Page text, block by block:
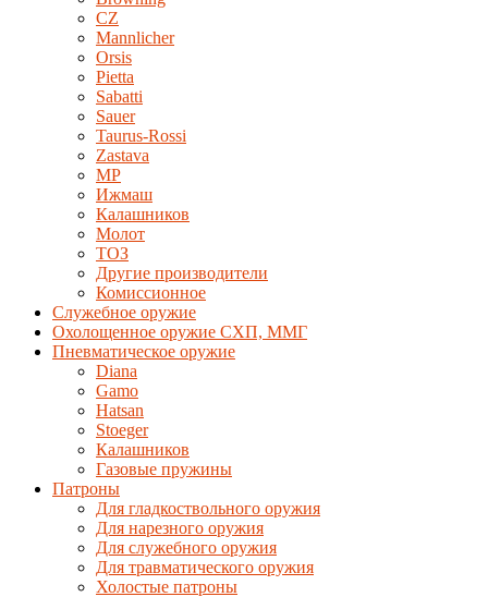
CZ
Mannlicher
Orsis
Pietta
Sabatti
Sauer
Taurus-Rossi
Zastava
MP
Ижмаш
Калашников
Молот
ТОЗ
Другие производители
Комиссионное
Служебное оружие
Охолощенное оружие СХП, ММГ
Пневматическое оружие
Diana
Gamo
Hatsan
Stoeger
Калашников
Газовые пружины
Патроны
Для гладкоствольного оружия
Для нарезного оружия
Для служебного оружия
Для травматического оружия
Холостые патроны